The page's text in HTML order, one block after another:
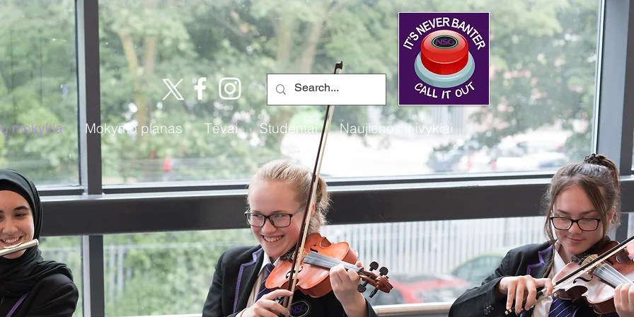
mokykla Mokymo planas Tėvai Studentai Naujienos ir įvykiai